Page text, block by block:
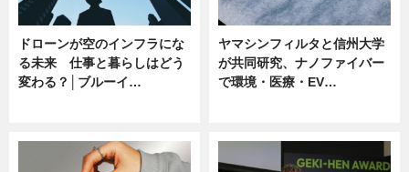
ドローンが空のインフラにな
る未来 仕事と暮らしはどう
変わる？│ブルーイ…
ヤマシンフィルタと信州大学
が共同研究、ナノファイバー
で環境・医療・EV…